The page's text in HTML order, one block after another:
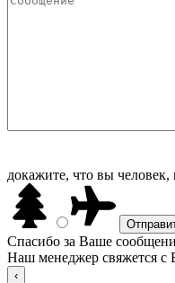
докажите, что вы человек,
Спасибо за Ваше
Наш менеджер свяжется с